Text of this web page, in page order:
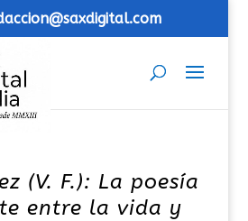
(V. F.): La poesía
entre la vida y